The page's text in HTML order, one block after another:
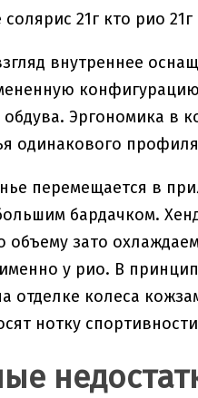
внутреннее
Эргономика в
одинакового
перемещается в
бардачком.
объему зато
у рио. В
отделке колеса
нотку